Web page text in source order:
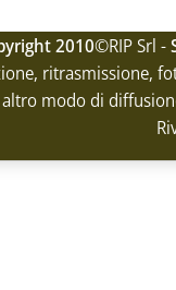
2010©RIP Srl -
ritrasmissione,
altro modo di